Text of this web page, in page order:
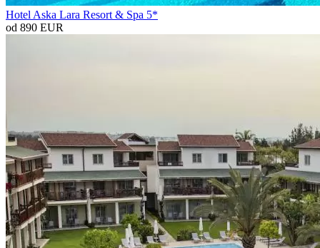
Hotel Aska Lara Resort & Spa 5*
od 890 EUR